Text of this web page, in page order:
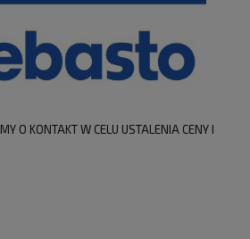
O KONTAKT W CELU USTALENIA CENY I